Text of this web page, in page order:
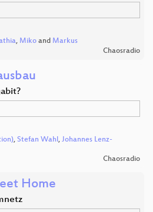
, Miko and Markus
Chaosradio
, Stefan Wahl , Johannes Lenz-
Chaosradio
Home